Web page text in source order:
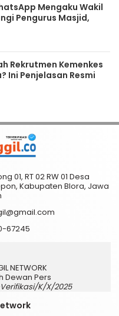
Mengaku Wakil
Pengurus Masjid,
Rekrutmen Kemenkes
Ini Penjelasan Resmi
01, RT 02 RW 01 Desa
Kabupaten Blora, Jawa
67245
NETWORK
Dewan Pers
K/X/2025